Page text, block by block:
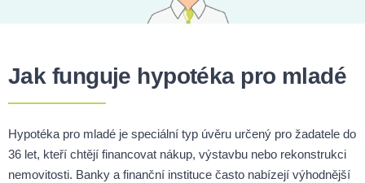
Jak funguje hypotéka pro mladé
Hypotéka pro mladé je speciální typ úvěru určený pro žadatele do
36 let, kteří chtějí financovat nákup, výstavbu nebo rekonstrukci
nemovitosti. Banky a finanční instituce často nabízejí výhodnější